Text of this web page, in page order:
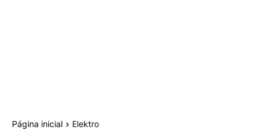
Página inicial Elektro